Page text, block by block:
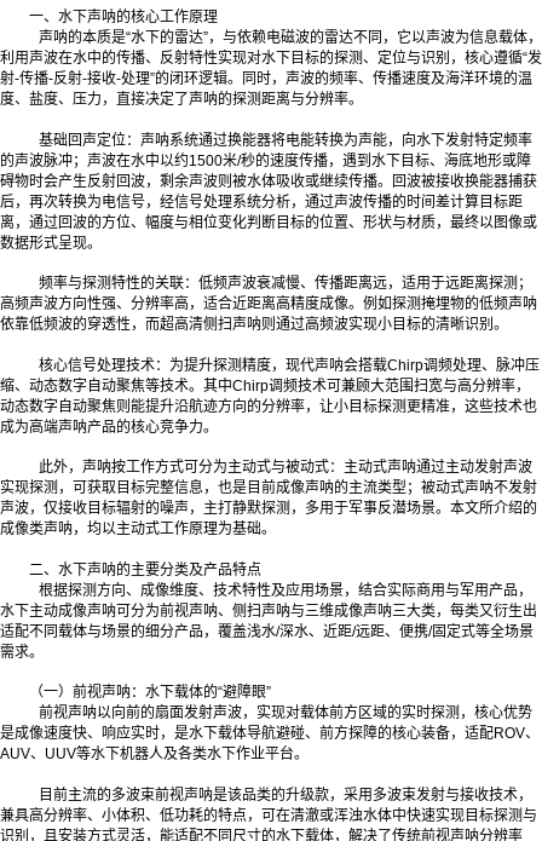
一、水下声呐的核心工作原理
声呐的本质是“水下的雷达”，与依赖电磁波的雷达不同，它以声波为信息载体，
利用声波在水中的传播、反射特性实现对水下目标的探测、定位与识别，核心遵循“发
射-传播-反射-接收-处理”的闭环逻辑。同时，声波的频率、传播速度及海洋环境的温
度、盐度、压力，直接决定了声呐的探测距离与分辨率。
基础回声定位：声呐系统通过换能器将电能转换为声能，向水下发射特定频率
的声波脉冲；声波在水中以约1500米/秒的速度传播，遇到水下目标、海底地形或障
碍物时会产生反射回波，剩余声波则被水体吸收或继续传播。回波被接收换能器捕获
后，再次转换为电信号，经信号处理系统分析，通过声波传播的时间差计算目标距
离，通过回波的方位、幅度与相位变化判断目标的位置、形状与材质，最终以图像或
数据形式呈现。
频率与探测特性的关联：低频声波衰减慢、传播距离远，适用于远距离探测；
高频声波方向性强、分辨率高，适合近距离高精度成像。例如探测掩埋物的低频声呐
依靠低频波的穿透性，而超高清侧扫声呐则通过高频波实现小目标的清晰识别。
核心信号处理技术：为提升探测精度，现代声呐会搭载Chirp调频处理、脉冲压
缩、动态数字自动聚焦等技术。其中Chirp调频技术可兼顾大范围扫宽与高分辨率，
动态数字自动聚焦则能提升沿航迹方向的分辨率，让小目标探测更精准，这些技术也
成为高端声呐产品的核心竞争力。
此外，声呐按工作方式可分为主动式与被动式：主动式声呐通过主动发射声波
实现探测，可获取目标完整信息，也是目前成像声呐的主流类型；被动式声呐不发射
声波，仅接收目标辐射的噪声，主打静默探测，多用于军事反潜场景。本文所介绍的
成像类声呐，均以主动式工作原理为基础。
二、水下声呐的主要分类及产品特点
根据探测方向、成像维度、技术特性及应用场景，结合实际商用与军用产品，
水下主动成像声呐可分为前视声呐、侧扫声呐与三维成像声呐三大类，每类又衍生出
适配不同载体与场景的细分产品，覆盖浅水/深水、近距/远距、便携/固定式等全场景
需求。
（一）前视声呐：水下载体的“避障眼”
前视声呐以向前的扇面发射声波，实现对载体前方区域的实时探测，核心优势
是成像速度快、响应实时，是水下载体导航避碰、前方探障的核心装备，适配ROV、
AUV、UUV等水下机器人及各类水下作业平台。
目前主流的多波束前视声呐是该品类的升级款，采用多波束发射与接收技术，
兼具高分辨率、小体积、低功耗的特点，可在清澈或浑浊水体中快速实现目标探测与
识别，且安装方式灵活，能适配不同尺寸的水下载体，解决了传统前视声呐分辨率